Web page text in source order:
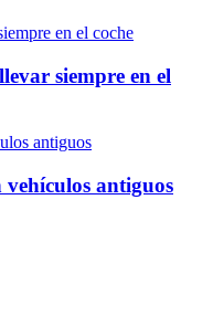
siempre en el
vehículos antiguos